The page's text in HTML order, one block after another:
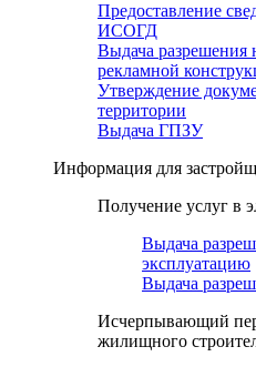
Предоставление
ИСОГД
Выдача разрешения
рекламной
Утверждение
территории
Выдача ГПЗУ
Информация для
Получение услуг в
Выдача
эксплуатацию
Выдача
Исчерпывающий
жилищного